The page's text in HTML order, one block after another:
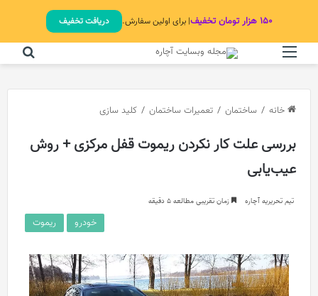
۱۵۰ هزار تومان تخفیف | برای اولین سفارش. دریافت تخفیف
خانه / ساختمان / تعمیرات ساختمان / کلید سازی
بررسی علت کار نکردن ریموت قفل مرکزی + روش
عیب‌یابی
تیم تحریریه آچاره زمان تقریبی مطالعه 5 دقیقه
خودرو ریموت